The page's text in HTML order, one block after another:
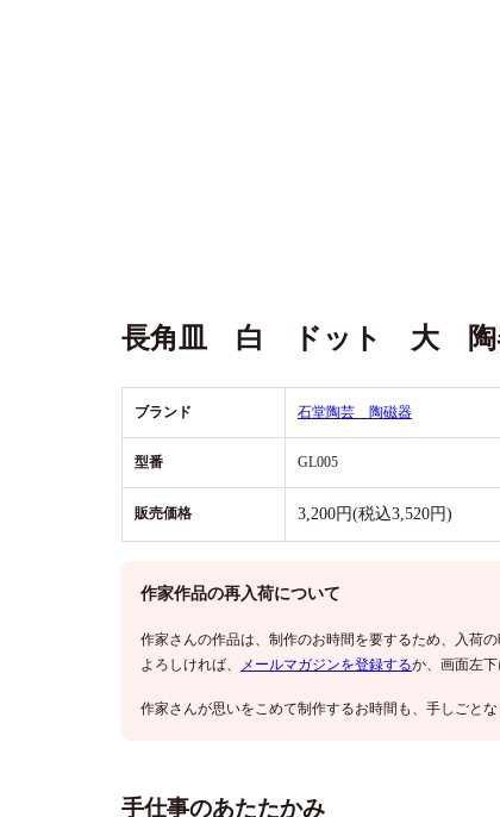
長角皿 白 ドット 大 陶
ブランド 石堂陶芸 陶磁器
型番 GL005
販売価格 3,200円(税込3,520円)
作家作品の再入荷について
作家さんの作品は、制作のお時間を要するため、入荷の
よろしければ、
メールマガジンを登録するか、画面左
作家さんが思いをこめて制作するお時間も、手しごと
手仕事のあたたかみ